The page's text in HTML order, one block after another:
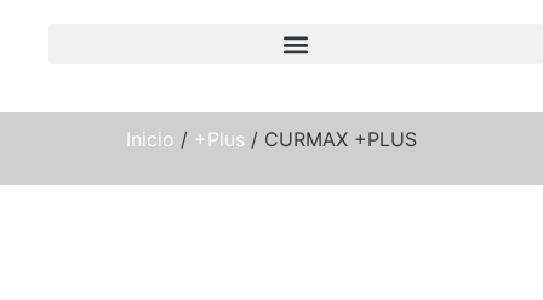
Inicio / +Plus / CURMAX +PLUS